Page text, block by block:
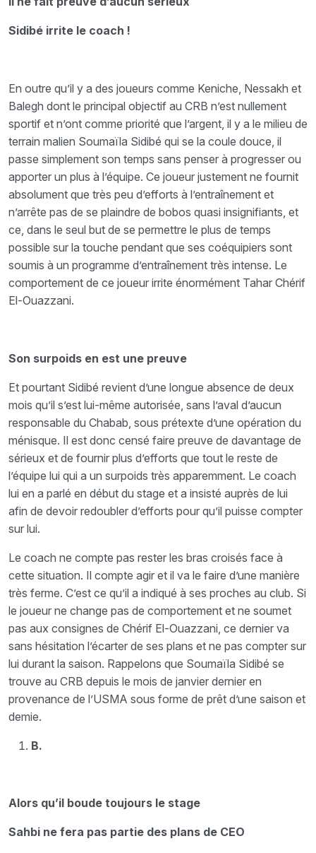
Sidibé irrite le coach !
En outre qu’il y a des joueurs comme Keniche, Nessakh et
Balegh dont le principal objectif au CRB n’est nullement
sportif et n’ont comme priorité que l’argent, il y a le milieu de
terrain malien Soumaïla Sidibé qui se la coule douce, il
passe simplement son temps sans penser à progresser ou
apporter un plus à l’équipe. Ce joueur justement ne fournit
absolument que très peu d’efforts à l’entraînement et
n’arrête pas de se plaindre de bobos quasi insignifiants, et
ce, dans le seul but de se permettre le plus de temps
possible sur la touche pendant que ses coéquipiers sont
soumis à un programme d’entraînement très intense. Le
comportement de ce joueur irrite énormément Tahar Chérif
El-Ouazzani.
Son surpoids en est une preuve
Et pourtant Sidibé revient d’une longue absence de deux
mois qu’il s’est lui-même autorisée, sans l’aval d’aucun
responsable du Chabab, sous prétexte d’une opération du
ménisque. Il est donc censé faire preuve de davantage de
sérieux et de fournir plus d’efforts que tout le reste de
l’équipe lui qui a un surpoids très apparemment. Le coach
lui en a parlé en début du stage et a insisté auprès de lui
afin de devoir redoubler d’efforts pour qu’il puisse compter
sur lui.
Le coach ne compte pas rester les bras croisés face à
cette situation. Il compte agir et il va le faire d’une manière
très ferme. C’est ce qu’il a indiqué à ses proches au club. Si
le joueur ne change pas de comportement et ne soumet
pas aux consignes de Chérif El-Ouazzani, ce dernier va
sans hésitation l’écarter de ses plans et ne pas compter sur
lui durant la saison. Rappelons que Soumaïla Sidibé se
trouve au CRB depuis le mois de janvier dernier en
provenance de l’USMA sous forme de prêt d’une saison et
demie.
B.
Alors qu’il boude toujours le stage
Sahbi ne fera pas partie des plans de CEO